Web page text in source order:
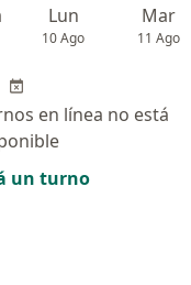
Lun
10 Ago
Mar
11 Ago
en línea no está
un turno